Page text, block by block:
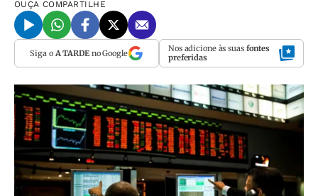
OUÇA COMPARTILHE
Siga o A TARDEno Google Nos adicione às suas fontes
preferidas